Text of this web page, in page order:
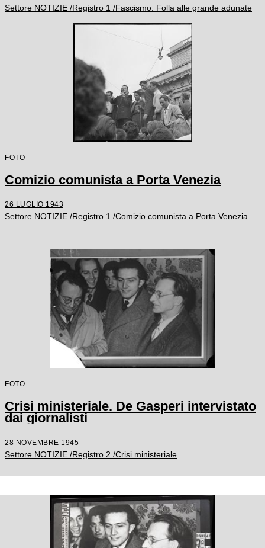
Settore NOTIZIE /Registro 1 /Fascismo. Folla alle grande adunate
FOTO
Comizio comunista a Porta Venezia
26 LUGLIO 1943
Settore NOTIZIE /Registro 1 /Comizio comunista a Porta Venezia
FOTO
Crisi ministeriale. De Gasperi intervistato
dai giornalisti
28 NOVEMBRE 1945
Settore NOTIZIE /Registro 2 /Crisi ministeriale